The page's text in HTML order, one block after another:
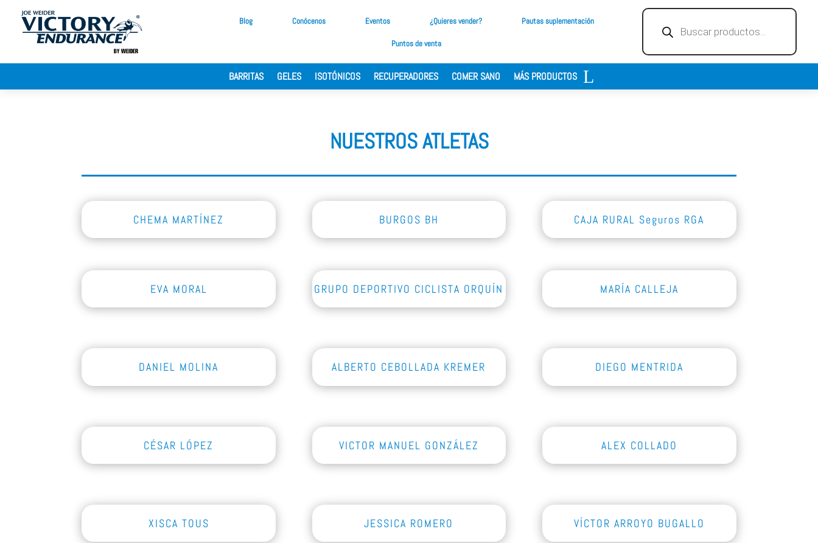
Blog Conócenos Eventos ¿Quieres vender? Pautas suplementación
Puntos de venta
productos
BARRITAS GELES ISOTÓNICOS RECUPERADORES COMER SANO MÁS PRODUCTOS
NUESTROS ATLETAS
CHEMA MARTÍNEZ BURGOS BH CAJA RURAL Seguros RGA
EVA MORAL GRUPO DEPORTIVO CICLISTA ORQUÍN MARÍA CALLEJA
DANIEL MOLINA ALBERTO CEBOLLADA KREMER DIEGO MENTRIDA
CÉSAR LÓPEZ VICTOR MANUEL GONZÁLEZ ALEX COLLADO
XISCA TOUS JESSICA ROMERO VÍCTOR ARROYO BUGALLO